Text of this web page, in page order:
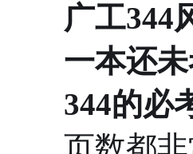
广工344
一本还
344的必